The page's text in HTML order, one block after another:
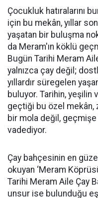
Çocukluk hatıralarını
için bu mekân, yıllar
yaşatan bir buluşma
da Meram'ın köklü
Bugün Tarihi Meram
yalnızca çay değil;
yıllardır süregelen
buluyor. Tarihin,
geçtiği bu özel
bir mola değil,
vadediyor.
Çay bahçesinin en
okuyan ‘Meram
Tarihi Meram Aile Çay
unsur ise bulunduğu